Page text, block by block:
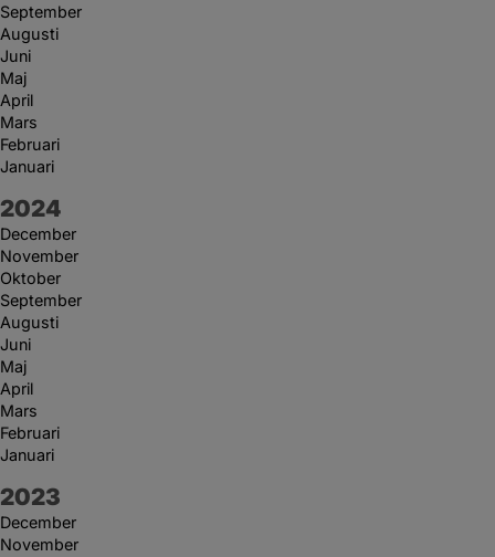
September
Augusti
Juni
Maj
April
Mars
Februari
Januari
År:
2024
December
November
Oktober
September
Augusti
Juni
Maj
April
Mars
Februari
Januari
År:
2023
December
November